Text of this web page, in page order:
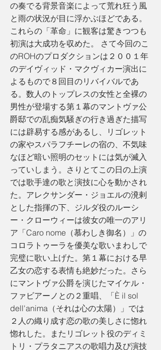
の奏でる背景音楽によって荒れ狂う風
と雨の状況が目に浮かぶほどである。
これらの「革命」に観客は驚きつつも
初演は大成功を収めた。 さて今回のこ
のROHのプロダクションは２００１年
のデイヴィッド・マクヴィカー演出に
よるもので８回目のリバイバルであ
る。数人のトップレスの女性と全裸の
男性が登場する第１幕のマントヴァ公
爵邸での乱痴気騒ぎの行き過ぎた描写
には辟易する感があるし、リゴレット
の家やスパラフチーレの宿の、不気味
なほど暗い照明のセットには気が滅入
っていしまう。さりとてこの日の上演
では歌手達の歌と演技に心を動かされ
た。アレクサンダー・ジョエルの溌剌
とした指揮の下、ジルダ役のルーシ
ー・クローウィーは彼女の唯一のアリ
ア「Caro nome（慕わしき御名）」の
コロラトゥーラを優美な歌いまわしで
完璧に歌い上げた。第１幕における早
乙女の恋する表情も絶妙だった。さら
にマントヴァ公爵を演じたマイケル・
ファビアーノとの２重唱、「È il sol
dell'anima（それは心の太陽）」では
２人の織り成す恋の歌の美しさに惚れ
惚れした。またリゴレット役のディミ
トリ・プラタニアスの歌唱力及び演技